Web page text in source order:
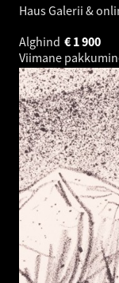
Haus Galerii &
Alghind
1 900
€
Viimane